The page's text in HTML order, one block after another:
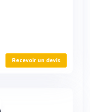
Recevoir un devis